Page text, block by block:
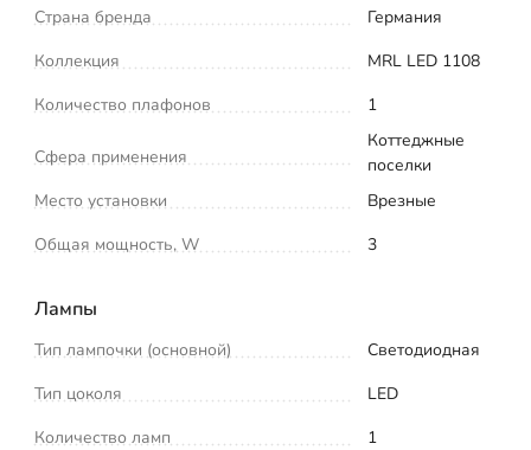
Страна бренда
Германия
Коллекция
MRL LED 1108
Количество плафонов
1
Сфера применения
Коттеджные
поселки
Место установки
Врезные
Общая мощность, W
3
Лампы
Тип лампочки (основной)
Светодиодная
Тип цоколя
LED
Количество ламп
1